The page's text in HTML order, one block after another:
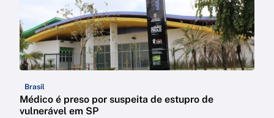
Brasil
Médico é preso por suspeita de estupro de
vulnerável em SP